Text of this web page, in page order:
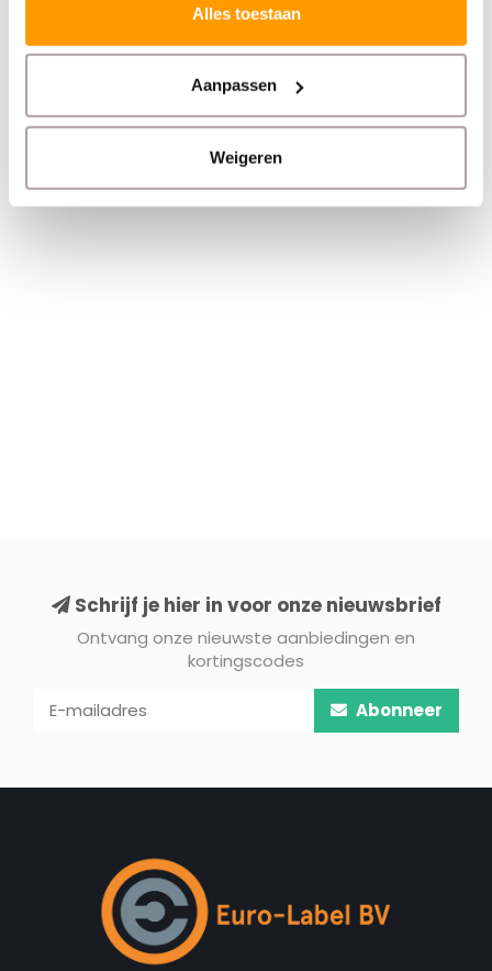
Alles toestaan
Aanpassen
Weigeren
diverse afmetingen en rollengte uit voorraad leverbaar.
Schrijf je hier in voor onze nieuwsbrief
Ontvang onze nieuwste aanbiedingen en
kortingscodes
Abonneer